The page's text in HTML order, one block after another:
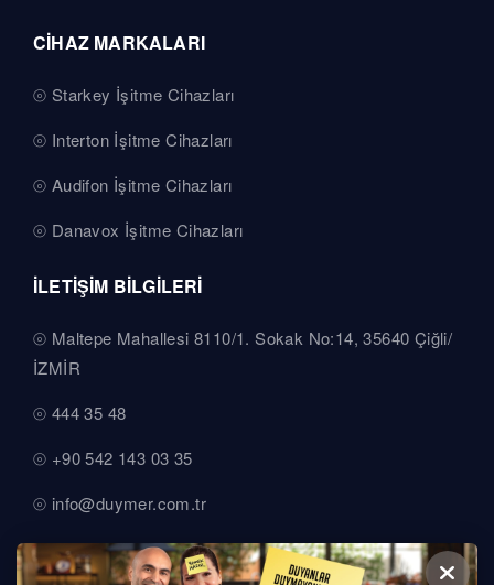
CİHAZ MARKALARI
Starkey İşitme Cihazları
Interton İşitme Cihazları
Audifon İşitme Cihazları
Danavox İşitme Cihazları
İLETİŞİM BİLGİLERİ
Maltepe Mahallesi 8110/1. Sokak No:14, 35640 Çiğli/
İZMİR
444 35 48
+90 542 143 03 35
info@duymer.com.tr